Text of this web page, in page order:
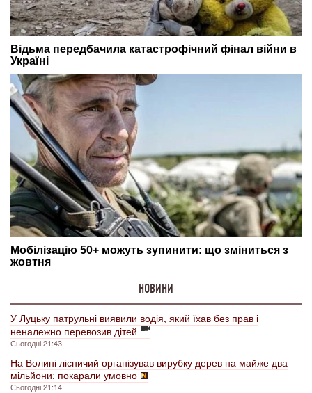
НОВИНИ
У Луцьку патрульні виявили водія, який їхав без прав і
неналежно перевозив дітей
Сьогодні 21:43
На Волині лісничий організував вирубку дерев на майже два
мільйони: покарали умовно
Сьогодні 21:14